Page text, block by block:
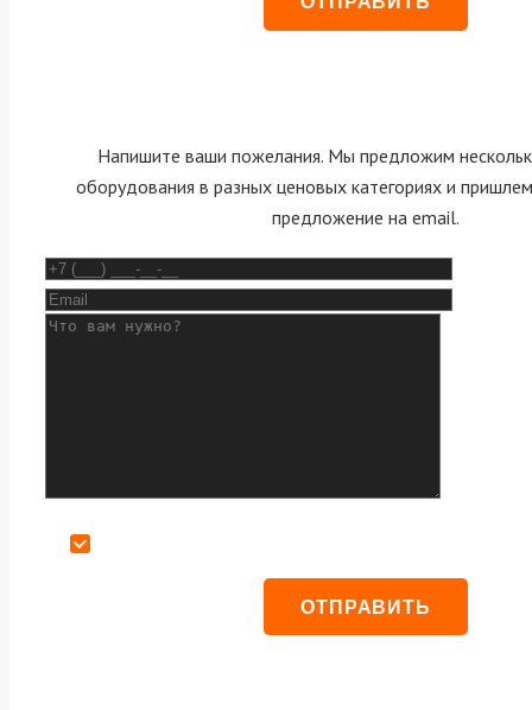
Напишите ваши пожелания. Мы предложим
оборудования в разных ценовых категориях и
предложение на email.